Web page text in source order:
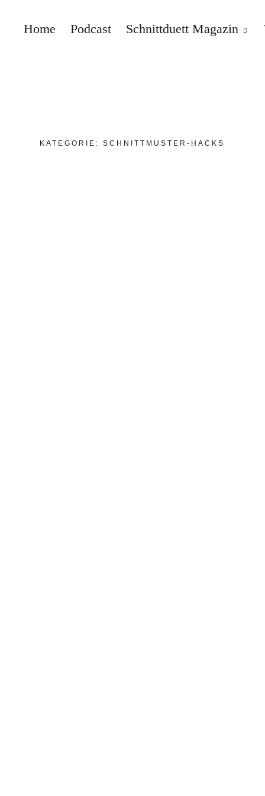
Home Podcast Schnittduett Magazin
KATEGORIE: SCHNITTMUSTER-HACKS